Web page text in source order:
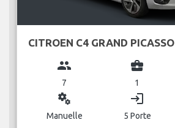
CITROEN C4 GRAND PICASSO
group
7
business_center
1
miscellaneous_services
Manuelle
login
5 Porte